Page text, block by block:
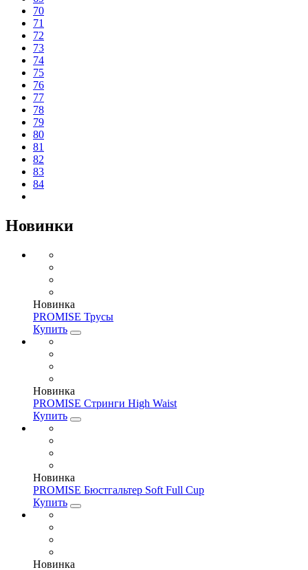
70
71
72
73
74
75
76
77
78
79
80
81
82
83
84
Новинки
Новинка
PROMISE Трусы
Купить
Новинка
PROMISE Стринги High Waist
Купить
Новинка
PROMISE Бюстгальтер Soft Full Cup
Купить
Новинка